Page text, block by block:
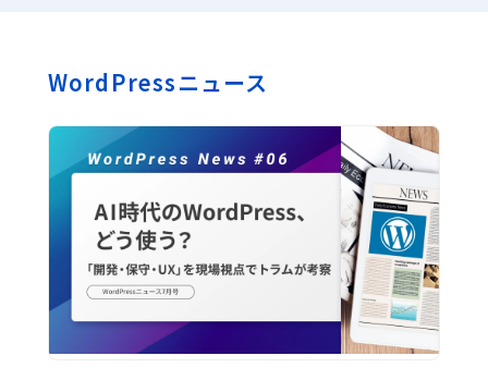
WordPressニュース